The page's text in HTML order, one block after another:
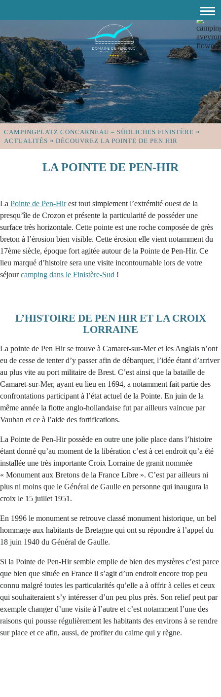
CAMPINGPLATZ CONCARNEAU – SÜDLICHES FINISTÈRE »
ACTUALITÉS » DÉCOUVREZ LA POINTE DE PEN HIR
LA POINTE DE PEN-HIR
La Pointe de Pen-Hirest tout simplement l’extrémité ouest de la
presqu’île de Crozon et présente la particularité de posséder une
surface très horizontale. Cette pointe est une roche composée de grès
breton à l’érosion bien visible. Cette érosion elle vient notamment du
17ème siècle, époque fort agitée autour de la Pointe de Pen-Hir. Ce
lieu marqué d’histoire sera une visite incontournable lors de votre
séjourcamping dans le Finistère-Sud !
L’HISTOIRE DE PEN HIR ET LA CROIX
LORRAINE
La pointe de Pen Hir se trouve à Camaret-sur-Mer et les Anglais n’ont
eu de cesse de tenter d’y passer afin de débarquer, l’idée étant d’arriver
au plus vite au port militaire de Brest. C’est ainsi que la bataille de
Camaret-sur-Mer, ayant eu lieu en 1694, a notamment fait partie des
confrontations participant à l’état actuel de la Pointe. En juin de la
même année la flotte anglo-hollandaise fut par ailleurs vaincue par
Vauban et ce à l’aide des fortifications.
La Pointe de Pen-Hir possède en outre une jolie place dans l’histoire
étant donné qu’au moment de la libération c’est à cet endroit qu’a été
installée une très importante Croix Lorraine de granit nommée
« Monument aux Bretons de la France Libre ». C’est par ailleurs ni
plus ni moins que le Général de Gaulle en personne qui inaugura la
croix le 15 juillet 1951.
En 1996 le monument se retrouve classé monument historique, un bel
hommage aux habitants de Bretagne qui ont su répondre à l’appel du
18 juin 1940 du Général de Gaulle.
Si la Pointe de Pen-Hir semble emplie de bien des mystères c’est parce
que bien que située en France il s’agit d’un endroit encore trop peu
connu malgré toutes les particularités qu’elle a à offrir à celles et ceux
qui souhaiteraient s’y intéresser d’un peu plus près. Son relief peut par
exemple changer d’une visite à l’autre et c’est notamment l’une des
raisons qui pousse régulièrement les habitants des environs à se rendre
sur place et ce afin, aussi, de profiter du calme qui y règne.